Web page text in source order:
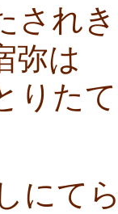
されき
弥は
りた
にて